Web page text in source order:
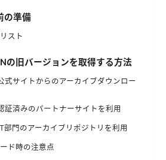
の準備
スト
の旧バージョンを取得する方法
式サイトからのアーカイブダウンロー
証済みのパートナーサイトを利用
部門のアーカイブリポジトリを利用
ド時の注意点